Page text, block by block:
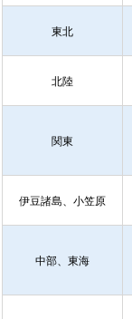
東北
北陸
関東
伊豆諸島、小笠原
中部、東海